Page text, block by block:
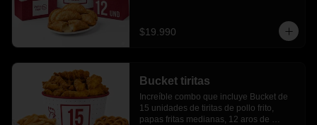
$19.990
Bucket tiritas
Increíble combo que incluye Bucket de
15 unidades de tiritas de pollo frito,
papas fritas medianas, 12 aros de